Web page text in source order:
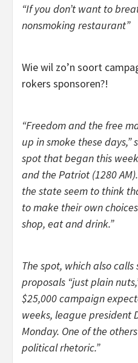
“If you don’t want to
nonsmoking restaurant”
Wie wil zo’n soort
rokers sponsoren?!
“Freedom and the free
up in smoke these days,”
spot that began this week
and the Patriot (1280
the state seem to think
to make their own
shop, eat and drink.”
The spot, which also
proposals “just plain
$25,000 campaign
weeks, league president
Monday. One of the
political rhetoric.”